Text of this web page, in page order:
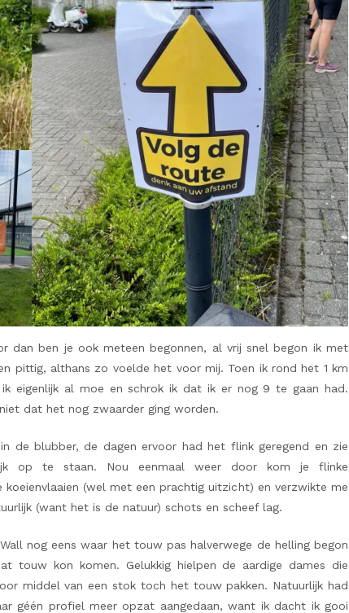
dan ben je ook meteen begonnen, al vrij snel begon ik met
pittig, althans zo voelde het voor mij. Toen ik rond het 1 km
eigenlijk al moe en schrok ik dat ik er nog 9 te gaan had.
dat het nog zwaarder ging worden.
de blubber, de dagen ervoor had het flink geregend en zie
op te staan. Nou eenmaal weer door kom je flinke
(wel met een prachtig uitzicht) en verzwikte me
(want het is de natuur) schots en scheef lag.
nog eens waar het touw pas halverwege de helling begon
touw kon komen. Gelukkig hielpen de aardige dames die
middel van een stok toch het touw pakken. Natuurlijk had
géén profiel meer opzat aangedaan, want ik dacht ik gooi